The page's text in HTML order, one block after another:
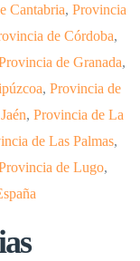
Cantabria, Provincia
de Córdoba,
de Granada,
, Provincia de
, Provincia de La
de Las Palmas,
de Lugo,